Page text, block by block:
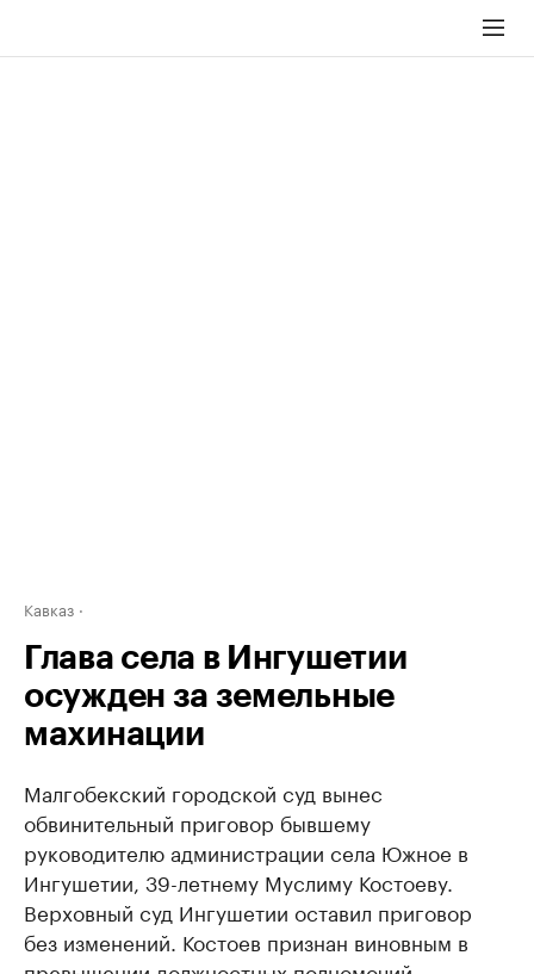
Кавказ
Глава села в Ингушетии
осужден за земельные
махинации
Малгобекский городской суд вынес
обвинительный приговор бывшему
руководителю администрации села Южное в
Ингушетии, 39-летнему Муслиму Костоеву.
Верховный суд Ингушетии оставил приговор
без изменений. Костоев признан виновным в